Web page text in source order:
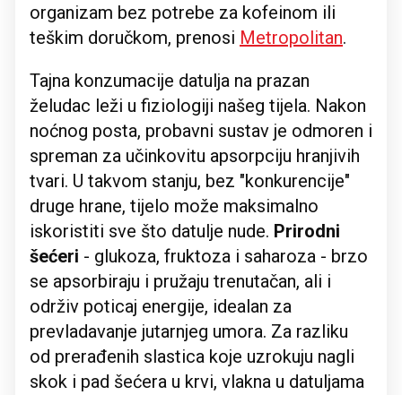
organizam bez potrebe za kofeinom ili
teškim doručkom, prenosi Metropolitan.
Tajna konzumacije datulja na prazan
želudac leži u fiziologiji našeg tijela. Nakon
noćnog posta, probavni sustav je odmoren i
spreman za učinkovitu apsorpciju hranjivih
tvari. U takvom stanju, bez "konkurencije"
druge hrane, tijelo može maksimalno
iskoristiti sve što datulje nude. Prirodni
šećeri - glukoza, fruktoza i saharoza - brzo
se apsorbiraju i pružaju trenutačan, ali i
održiv poticaj energije, idealan za
prevladavanje jutarnjeg umora. Za razliku
od prerađenih slastica koje uzrokuju nagli
skok i pad šećera u krvi, vlakna u datuljama